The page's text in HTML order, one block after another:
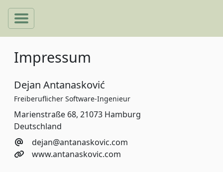
Impressum
Dejan Antanasković
Freiberuflicher Software-Ingenieur
Marienstraße 68, 21073 Hamburg
Deutschland
dejan@antanaskovic.com
www.antanaskovic.com